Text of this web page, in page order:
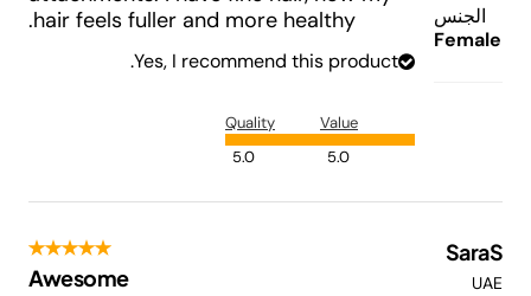
الجنس
Female
hair feels fuller and more healthy.
Yes, I recommend this product.
Value
5.0
Quality
5.0
SaraS
UAE
Awesome